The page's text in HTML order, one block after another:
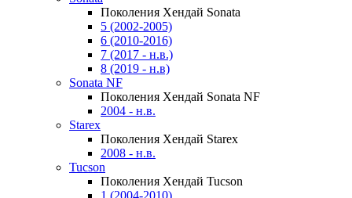
Поколения Хендай Sonata
5 (2002-2005)
6 (2010-2016)
7 (2017 - н.в.)
8 (2019 - н.в)
Sonata NF
Поколения Хендай Sonata NF
2004 - н.в.
Starex
Поколения Хендай Starex
2008 - н.в.
Tucson
Поколения Хендай Tucson
1 (2004-2010)